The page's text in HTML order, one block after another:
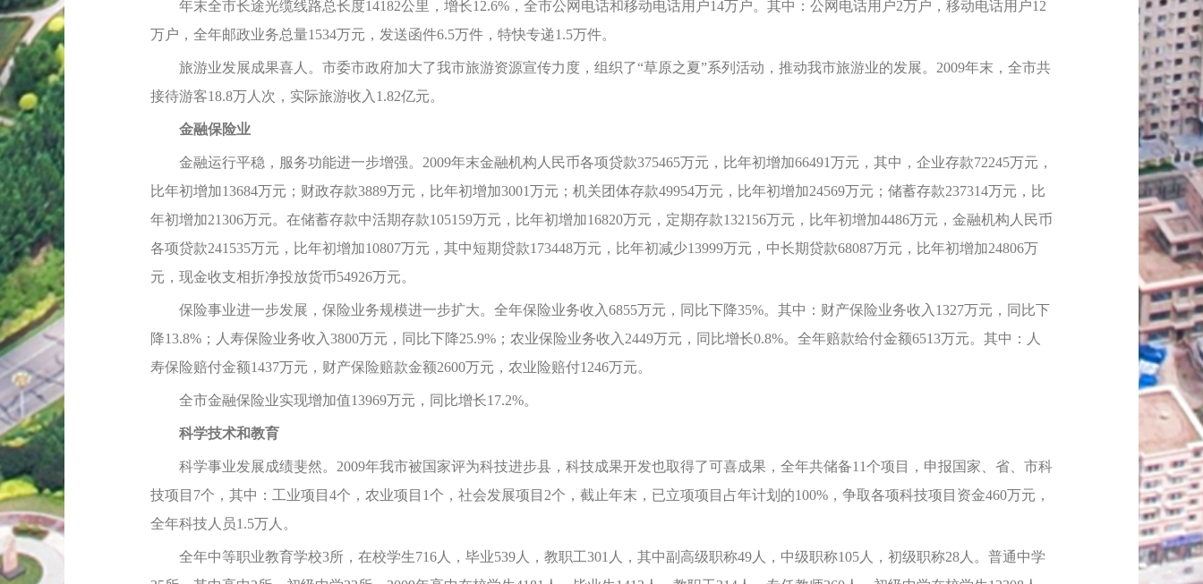
年末全市长途光缆线路总长度14182公里，增长12.6%，全市公网电话和移动电话用户14万户。其中：公网电话用户2万户，移动电话用户12
万户，全年邮政业务总量1534万元，发送函件6.5万件，特快专递1.5万件。
旅游业发展成果喜人。市委市政府加大了我市旅游资源宣传力度，组织了“草原之夏”系列活动，推动我市旅游业的发展。2009年末，全市共
接待游客18.8万人次，实际旅游收入1.82亿元。
金融保险业
金融运行平稳，服务功能进一步增强。2009年末金融机构人民币各项贷款375465万元，比年初增加66491万元，其中，企业存款72245万元，
比年初增加13684万元；财政存款3889万元，比年初增加3001万元；机关团体存款49954万元，比年初增加24569万元；储蓄存款237314万元，比
年初增加21306万元。在储蓄存款中活期存款105159万元，比年初增加16820万元，定期存款132156万元，比年初增加4486万元，金融机构人民币
各项贷款241535万元，比年初增加10807万元，其中短期贷款173448万元，比年初减少13999万元，中长期贷款68087万元，比年初增加24806万
元，现金收支相折净投放货币54926万元。
保险事业进一步发展，保险业务规模进一步扩大。全年保险业务收入6855万元，同比下降35%。其中：财产保险业务收入1327万元，同比下
降13.8%；人寿保险业务收入3800万元，同比下降25.9%；农业保险业务收入2449万元，同比增长0.8%。全年赔款给付金额6513万元。其中：人
寿保险赔付金额1437万元，财产保险赔款金额2600万元，农业险赔付1246万元。
全市金融保险业实现增加值13969万元，同比增长17.2%。
科学技术和教育
科学事业发展成绩斐然。2009年我市被国家评为科技进步县，科技成果开发也取得了可喜成果，全年共储备11个项目，申报国家、省、市科
技项目7个，其中：工业项目4个，农业项目1个，社会发展项目2个，截止年末，已立项项目占年计划的100%，争取各项科技项目资金460万元，
全年科技人员1.5万人。
全年中等职业教育学校3所，在校学生716人，毕业539人，教职工301人，其中副高级职称49人，中级职称105人，初级职称28人。普通中学